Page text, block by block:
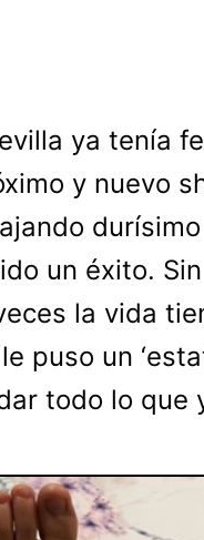
ya tenía
y nuevo
un éxito.
la vida
puso un
todo lo que